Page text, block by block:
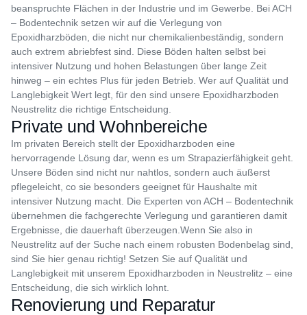
beanspruchte Flächen in der Industrie und im Gewerbe. Bei ACH
– Bodentechnik setzen wir auf die Verlegung von
Epoxidharzböden, die nicht nur chemikalienbeständig, sondern
auch extrem abriebfest sind. Diese Böden halten selbst bei
intensiver Nutzung und hohen Belastungen über lange Zeit
hinweg – ein echtes Plus für jeden Betrieb. Wer auf Qualität und
Langlebigkeit Wert legt, für den sind unsere Epoxidharzboden
Neustrelitz die richtige Entscheidung.
Private und Wohnbereiche
Im privaten Bereich stellt der Epoxidharzboden eine
hervorragende Lösung dar, wenn es um Strapazierfähigkeit geht.
Unsere Böden sind nicht nur nahtlos, sondern auch äußerst
pflegeleicht, co sie besonders geeignet für Haushalte mit
intensiver Nutzung macht. Die Experten von ACH – Bodentechnik
übernehmen die fachgerechte Verlegung und garantieren damit
Ergebnisse, die dauerhaft überzeugen.Wenn Sie also in
Neustrelitz auf der Suche nach einem robusten Bodenbelag sind,
sind Sie hier genau richtig! Setzen Sie auf Qualität und
Langlebigkeit mit unserem Epoxidharzboden in Neustrelitz – eine
Entscheidung, die sich wirklich lohnt.
Renovierung und Reparatur